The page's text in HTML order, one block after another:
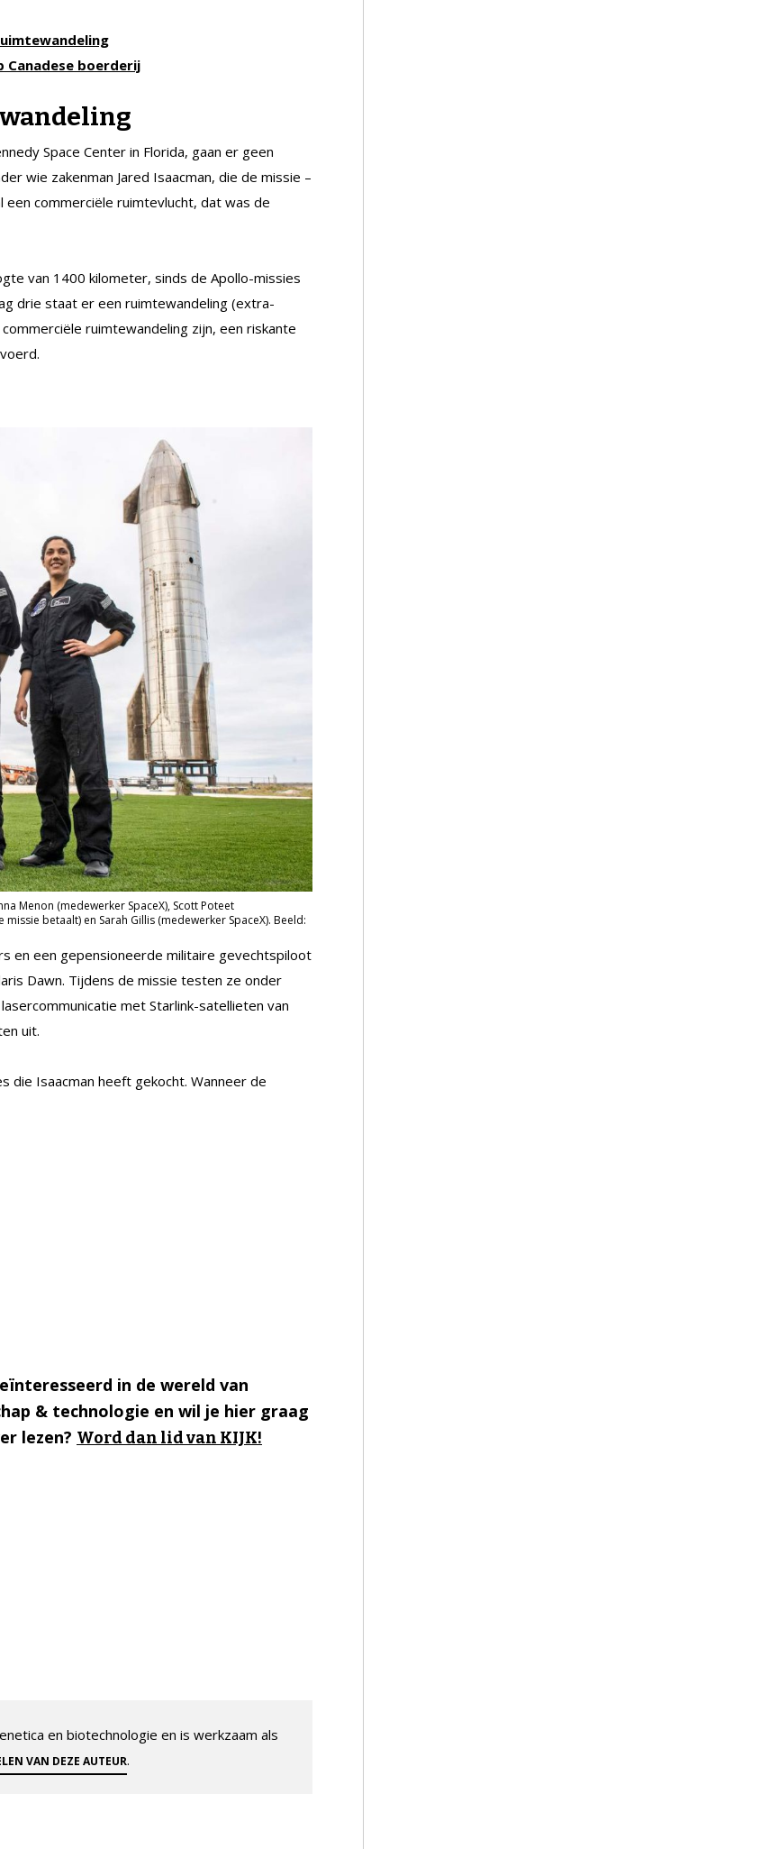
boerderij
Space Center in Florida, gaan er geen
wie zakenman Jared Isaacman, die de missie –
een commerciële ruimtevlucht, dat was de
van 1400 kilometer, sinds de Apollo-missies
drie staat er een ruimtewandeling (extra-
ruimtewandeling zijn, een riskante
Menon (medewerker SpaceX), Scott Poteet
betaalt) en Sarah Gillis (medewerker SpaceX). Beeld:
en een gepensioneerde militaire gevechtspiloot
Dawn. Tijdens de missie testen ze onder
met Starlink-satellieten van
uit.
die Isaacman heeft gekocht. Wanneer de
in de wereld van
& technologie en wil je hier graag
lezen? Word dan lid van KIJK!
en biotechnologie en is werkzaam als
VAN DEZE AUTEUR.